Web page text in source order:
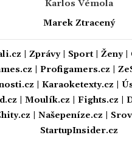
Karlos Vémola
Marek Ztracený
Zprávy| Sport| Ženy|
Profigamers.cz
Karaoketexty.cz
Moulík.cz Fights.cz
Našepeníze.cz
StartupInsider.cz